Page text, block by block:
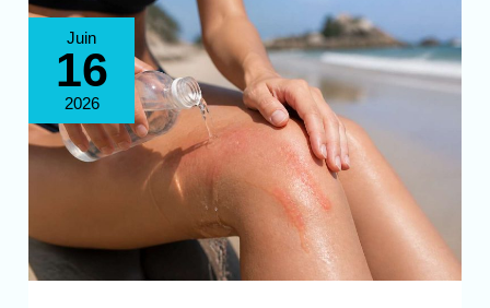
Juin
16
2026
réagir
face
une
piqûre
méduse
?